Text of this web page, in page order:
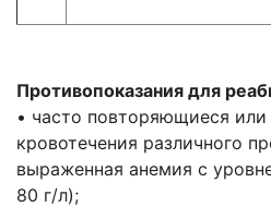
Противопоказания для
• часто повторяющиеся
кровотечения различного
выраженная анемия с
80 г/л);